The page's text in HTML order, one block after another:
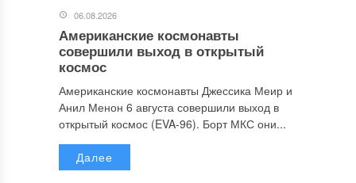
06.08.2026
Американские космонавты
совершили выход в открытый
космос
Американские космонавты Джессика Меир и
Анил Менон 6 августа совершили выход в
открытый космос (EVA-96). Борт МКС они...
Далее